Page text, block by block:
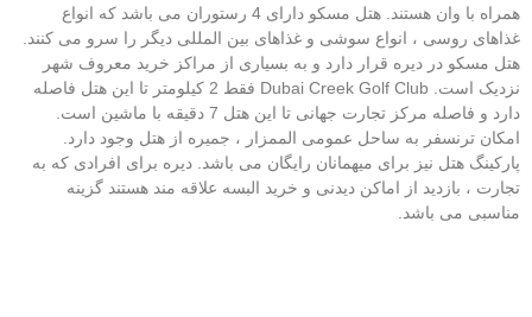
همراه با وان هستند. هتل مسکو دارای 4 رستوران می باشد که انواع
روسی ، انواع سوشی و غذاهای بین المللی دیگر را سرو می کنند.
مسکو در دیره قرار دارد و به بسیاری از مراکز خرید معروف شهر
نزدیک است. Dubai Creek Golf Club فقط 2 کیلومتر تا این هتل فاصله
دارد و فاصله مرکز تجارت جهانی تا این هتل 7 دقیقه با ماشین است.
ترنسفر به ساحل عمومی الممزار ، جمیره از هتل وجود دارد.
هتل نیز برای میهمانان رایگان می باشد. دیره برای افرادی که به
، بازدید از اماکن دیدنی و خرید البسه علاقه مند هستند گزینه
می باشد.